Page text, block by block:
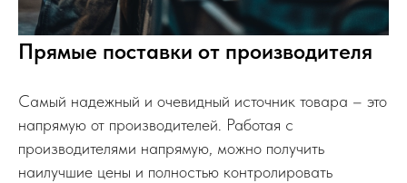
Прямые поставки от производителя
Самый надежный и очевидный источник товара – это
напрямую от производителей. Работая с
производителями напрямую, можно получить
наилучшие цены и полностью контролировать